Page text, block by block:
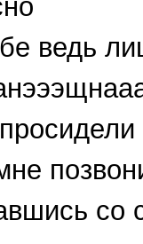
ведь
со